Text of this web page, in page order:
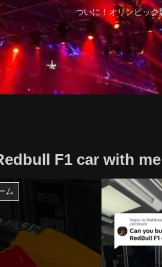
ついに！オリンピック
F1 car with
ム